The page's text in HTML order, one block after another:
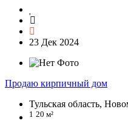
23 Дек 2024
Продаю кирпичный дом
Тульская область,
1 20 м²